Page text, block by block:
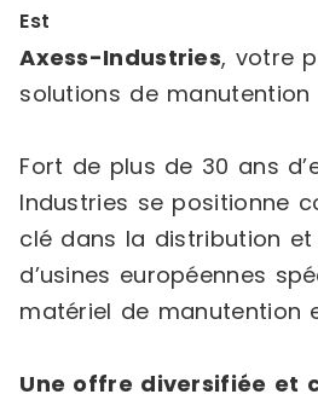
Est
Axess-Industries, votre
solutions de
Fort de plus de 30 ans
Industries se positionne
clé dans la distribution
d’usines européennes
matériel de manutention
Une offre diversifiée et